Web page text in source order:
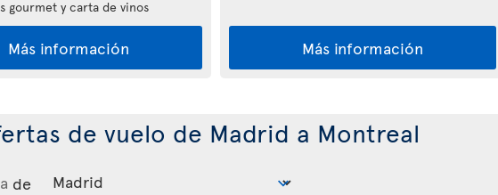
gourmet y carta de vinos
Más información Más información
de vuelo de Madrid a Montreal
de